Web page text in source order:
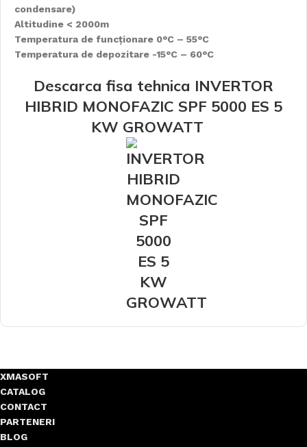
condensare)
Altitudine < 2000m
Temperatura de funcționare 0°C – 55°C
Temperatura de depozitare -15°C – 60°C
Descarca fisa tehnica INVERTOR
HIBRID MONOFAZIC SPF 5000 ES 5
KW GROWATT
XMASOFT
CATALOG
CONTACT
PARTENERI
BLOG